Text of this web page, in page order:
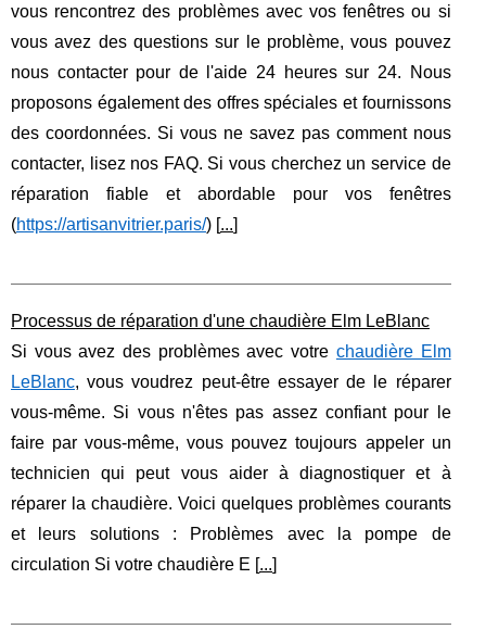
vous rencontrez des problèmes avec vos fenêtres ou si
vous avez des questions sur le problème, vous pouvez
nous contacter pour de l'aide 24 heures sur 24. Nous
proposons également des offres spéciales et fournissons
des coordonnées. Si vous ne savez pas comment nous
contacter, lisez nos FAQ. Si vous cherchez un service de
réparation fiable et abordable pour vos fenêtres
(https://artisanvitrier.paris/) [...]
Processus de réparation d'une chaudière Elm LeBlanc
Si vous avez des problèmes avec votre chaudière Elm
LeBlanc, vous voudrez peut-être essayer de le réparer
vous-même. Si vous n'êtes pas assez confiant pour le
faire par vous-même, vous pouvez toujours appeler un
technicien qui peut vous aider à diagnostiquer et à
réparer la chaudière. Voici quelques problèmes courants
et leurs solutions : Problèmes avec la pompe de
circulation Si votre chaudière E [...]